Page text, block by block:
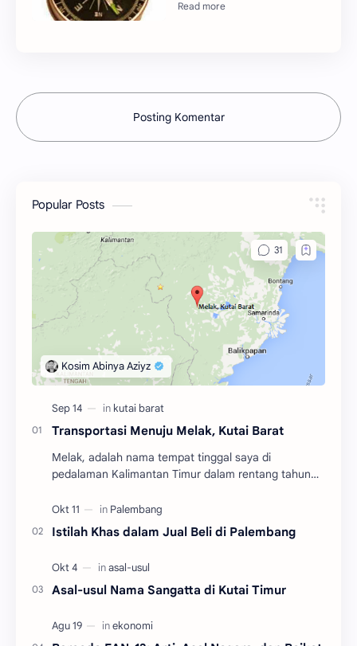
Posting Komentar
Popular Posts
Transportasi Menuju Melak, Kutai Barat
Melak, adalah nama tempat tinggal saya di
pedalaman Kalimantan Timur dalam rentang tahun
kecamatan y…
Istilah Khas dalam Jual Beli di Palembang
Asal-usul Nama Sangatta di Kutai Timur